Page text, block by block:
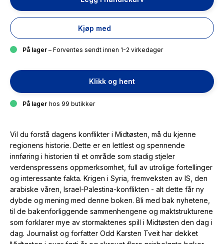
Kjøp med
På lager – Forventes sendt innen 1-2 virkedager
Klikk og hent
På lager hos 99 butikker
Vil du forstå dagens konflikter i Midtøsten, må du kjenne
regionens historie. Dette er en lettlest og spennende
innføring i historien til et område som stadig stjeler
verdenspressens oppmerksomhet, full av utrolige fortellinger
og interessante fakta. Krigen i Syria, fremveksten av IS, den
arabiske våren, Israel-Palestina-konflikten - alt dette får ny
dybde og mening med denne boken. Bli med bak nyhetene,
til de bakenforliggende sammenhengene og maktstrukturene
som forklarer mye av stormaktenes spill i Midtøsten den dag i
dag. Journalist og forfatter Odd Karsten Tveit har dekket
Midtøsten i over førti år og skrevet flere prisbelønte bøker